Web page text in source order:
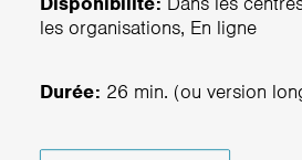
les organisations, En ligne
Durée: 26 min. (ou version